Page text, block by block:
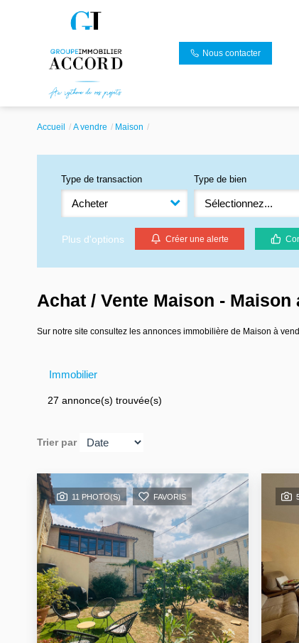
Nous contacter
Accueil A vendre Maison
Type de transaction
Acheter
Type de bien
Sélectionnez...
Plus d'options Créer une alerte
Achat / Vente Maison - Maison
Sur notre site consultez les annonces immobilière de Maison à
Immobilier
27 annonce(s) trouvée(s)
Trier par
11 PHOTO(S) FAVORIS